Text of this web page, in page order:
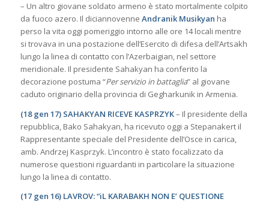
– Un altro giovane soldato armeno è stato mortalmente colpito
da fuoco azero. Il diciannovenne Andranik Musikyan ha
perso la vita oggi pomeriggio intorno alle ore 14 locali mentre
si trovava in una postazione dell’Esercito di difesa dell’Artsakh
lungo la linea di contatto con l’Azerbaigian, nel settore
meridionale. Il presidente Sahakyan ha conferito la
decorazione postuma “Per servizio in battaglia” al giovane
caduto originario della provincia di Gegharkunik in Armenia.
(18 gen 17) SAHAKYAN RICEVE KASPRZYK– Il presidente della
repubblica, Bako Sahakyan, ha ricevuto oggi a Stepanakert il
Rappresentante speciale del Presidente dell’Osce in carica,
amb. Andrzej Kasprzyk. L’incontro è stato focalizzato da
numerose questioni riguardanti in particolare la situazione
lungo la linea di contatto.
(17 gen 16) LAVROV: “iL KARABAKH NON E’ QUESTIONE